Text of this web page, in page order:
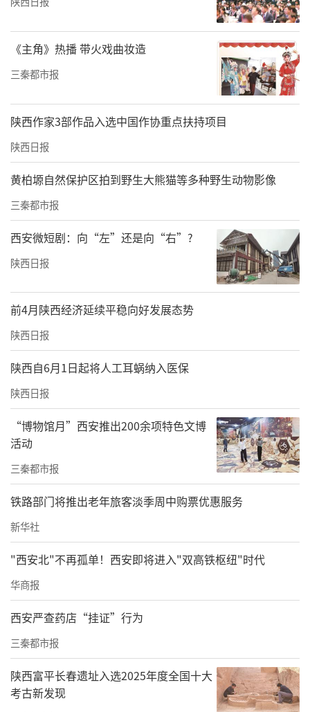
《主角》热播 带火戏曲妆造
三秦都市报
陕西作家3部作品入选中国作协重点扶持项目
陕西日报
黄柏塬自然保护区拍到野生大熊猫等多种野生动物影像
三秦都市报
西安微短剧：向“左”还是向“右”?
陕西日报
前4月陕西经济延续平稳向好发展态势
陕西日报
陕西自6月1日起将人工耳蜗纳入医保
陕西日报
“博物馆月”西安推出200余项特色文博
活动
三秦都市报
铁路部门将推出老年旅客淡季周中购票优惠服务
新华社
"西安北"不再孤单！西安即将进入"双高铁枢纽"时代
华商报
西安严查药店“挂证”行为
三秦都市报
陕西富平长春遗址入选2025年度全国十大
考古新发现